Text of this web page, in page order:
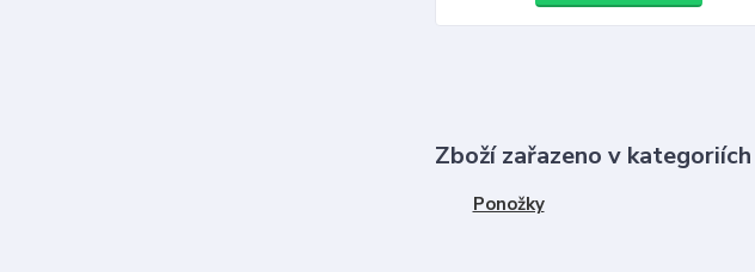
Zboží zařazeno v kategoriích
Ponožky